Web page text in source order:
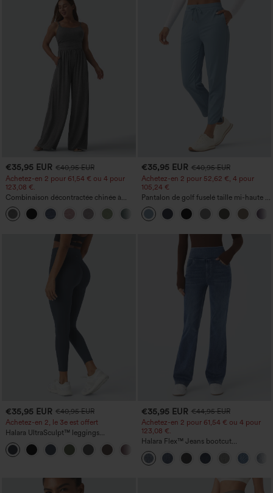
€35,95 EUR €40,95 EUR
Achetez-en 2 pour 61,54 € ou 4 pour
123,08 €.
Combinaison décontractée chinée à
bretelles réglables, fronces et jambes
larges, avec poches — facile comme
tout
+10
€35,95 EUR €40,95 EUR
Achetez-en 2 pour 52,62 €, 4 pour
105,24 €
Pantalon de golf fuselé taille mi-haute à
cordon, ourlet incurvé, séchage rapide,
avec poches — UPF40+
€35,95 EUR €40,95 EUR
Achetez-en 2, le 3e est offert
Halara UltraSculpt™ leggings
d'entraînement taille haute — fronces
liftantes pour le fessier, maintien gainant
du ventre et poche
€35,95 EUR €44,95 EUR
Achetez-en 2 pour 61,54 € ou 4 pour
123,08 €.
Halara Flex™ Jeans bootcut
décontractés taille haute, effet délavé,
avec poches